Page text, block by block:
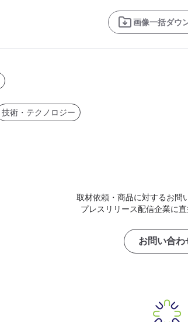
画像一括ダウ
技術・テクノロジー
取材依頼・商品に対するお問
プレスリリース配信企業に直
お問い合わ